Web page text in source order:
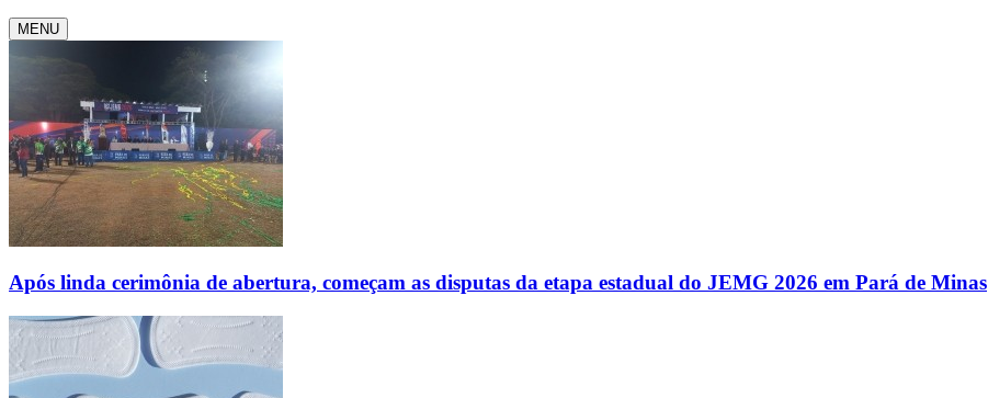
MENU
Após linda cerimônia de abertura, começam as disputas da etapa estadual do JEMG 2026 em Pará de Minas